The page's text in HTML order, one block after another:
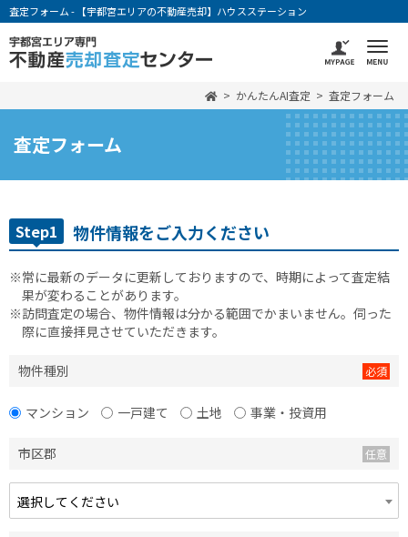
査定フォーム - 【宇都宮エリアの不動産売却】ハウスステーション
かんたんAI査定 査定フォーム
査定フォーム
Step1 物件情報をご入力ください
※常に最新のデータに更新しておりますので、時期によって査定結
果が変わることがあります。
※訪問査定の場合、物件情報は分かる範囲でかまいません。伺った
際に直接拝見させていただきます。
物件種別
マンション 一戸建て 土地 事業・投資用
市区郡
選択してください